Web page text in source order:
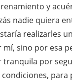
y
nadie quiera
realizarles
mí, sino por esa
tranquila por
para